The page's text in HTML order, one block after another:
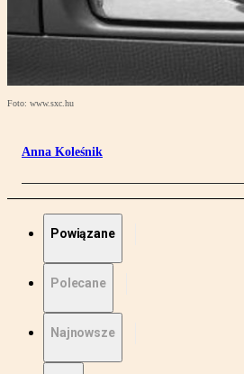
Foto: www.sxc.hu
Anna Koleśnik
Powiązane
Polecane
Najnowsze